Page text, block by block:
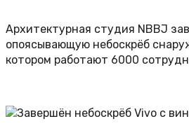
Архитектурная студия NBBJ
опоясывающую небоскрёб
котором работают 6000